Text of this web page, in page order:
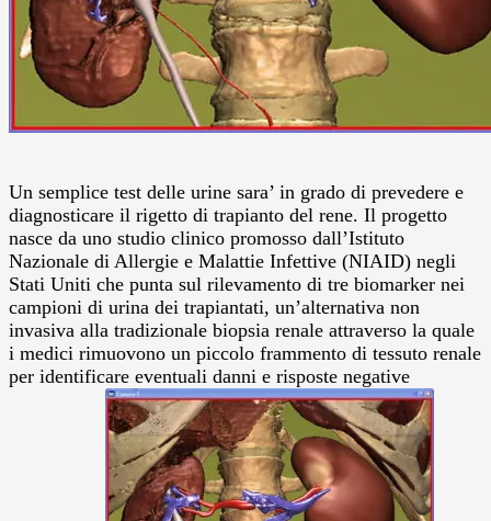
Un semplice test delle urine sara’ in grado di prevedere e
diagnosticare il rigetto di trapianto del rene. Il progetto
nasce da uno studio clinico promosso dall’Istituto
Nazionale di Allergie e Malattie Infettive (NIAID) negli
Stati Uniti che punta sul rilevamento di tre biomarker nei
campioni di urina dei trapiantati, un’alternativa non
invasiva alla tradizionale biopsia renale attraverso la quale
i medici rimuovono un piccolo frammento di tessuto renale
per identificare eventuali danni e risposte negative